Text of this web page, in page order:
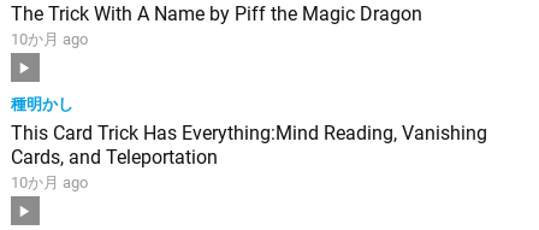
The Trick With A Name by Piff the Magic Dragon
10か月 ago
種明かし
This Card Trick Has Everything:Mind Reading, Vanishing
Cards, and Teleportation
10か月 ago